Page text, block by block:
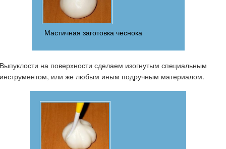
Мастичная заготовка чеснока
Выпуклости на поверхности сделаем изогнутым специальным
инструментом, или же любым иным подручным материалом.